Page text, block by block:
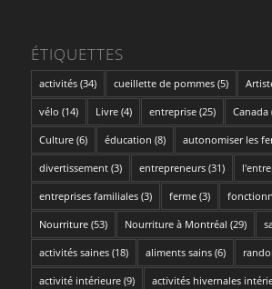
ÉTIQUETTES
activités(34) cueillette de pommes(5)
vélo (14) Livre(4) entreprise(25) Canada
Culture(6) éducation (8) autonomiser les
divertissement(3) entrepreneurs(31)
entreprises familiales(3) ferme(3)
Nourriture(53) Nourriture à Montréal (29)
activités saines(18) aliments sains(6)
activité intérieure(9) activités hivernales